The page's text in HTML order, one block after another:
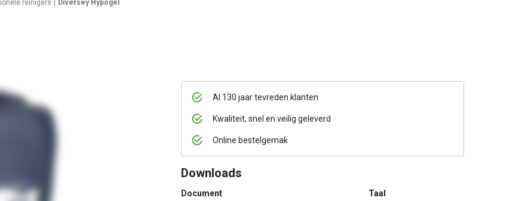
reinigers Diversey Hypogel
Al 130 jaar tevreden klanten
Kwaliteit, snel en veilig geleverd
Online bestelgemak
Downloads
Document Taal